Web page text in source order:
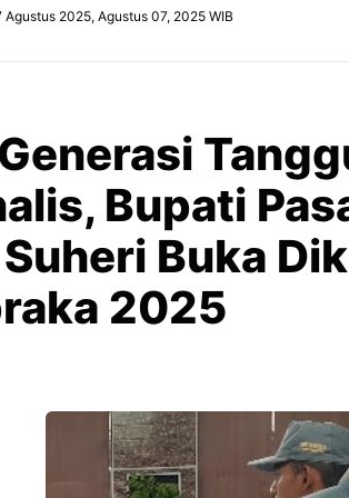
Agustus 2025, Agustus 07, 2025 WIB
Bupati
Buka
2025